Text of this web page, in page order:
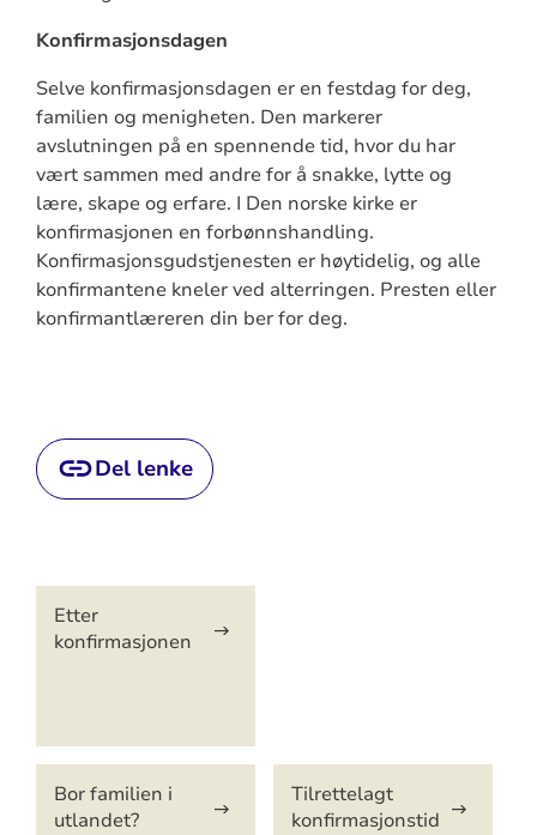
Konfirmasjonsdagen
Selve konfirmasjonsdagen er en festdag for deg,
familien og menigheten. Den markerer
avslutningen på en spennende tid, hvor du har
vært sammen med andre for å snakke, lytte og
lære, skape og erfare. I Den norske kirke er
konfirmasjonen en forbønnshandling.
Konfirmasjonsgudstjenesten er høytidelig, og alle
konfirmantene kneler ved alterringen. Presten eller
konfirmantlæreren din ber for deg.
Del lenke
Artikkelsnarveger
Etter
konfirmasjonen
Bor familien i
utlandet?
Tilrettelagt
konfirmasjonstid